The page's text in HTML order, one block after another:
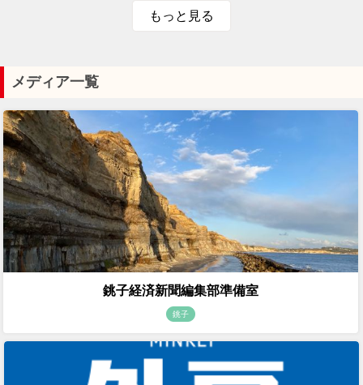
もっと見る
メディア一覧
銚子経済新聞編集部準備室
銚子